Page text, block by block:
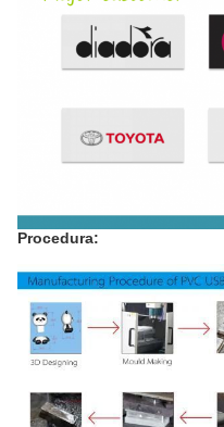
Procedura: